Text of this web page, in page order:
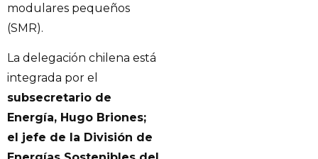
modulares pequeños
(SMR).
La delegación chilena está
integrada por el
subsecretario de
Energía, Hugo Briones;
el jefe de la División de